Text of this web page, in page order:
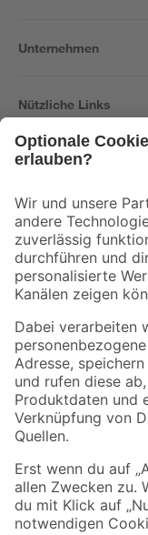
Unternehmen
Nützliche Links
Der toom Newsletter:
Zur Newsletter
Folge uns
Zahlungsarten
Sicher einkaufen
Jetzt die toom-App